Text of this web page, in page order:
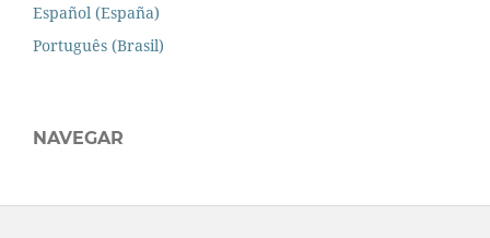
Español (España)
Português (Brasil)
NAVEGAR